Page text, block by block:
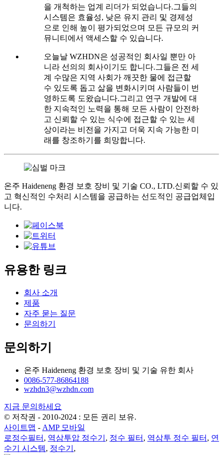
을 개척하는 업계 리더가 되었습니다.그들의
시스템은 효율성, 낮은 유지 관리 및 경제성
으로 인해 높이 평가되었으며 모든 규모의 커
뮤니티에서 액세스할 수 있습니다.
오늘날 WZHDN은 성공적인 회사일 뿐만 아
니라 선의의 회사이기도 합니다.그들은 전 세
계 수많은 지역 사회가 깨끗한 물에 접근할
수 있도록 돕고 삶을 변화시키며 사람들이 번
영하도록 도왔습니다.그리고 연구 개발에 대
한 지속적인 노력을 통해 모든 사람이 안전하
고 신뢰할 수 있는 식수에 접근할 수 있는 세
상이라는 비전을 가지고 더욱 지속 가능한 미
래를 창조하기를 희망합니다.
온주 Haideneng 환경 보호 장비 및 기술 CO., LTD.신뢰할 수 있
고 혁신적인 수처리 시스템을 공급하는 선도적인 공급업체입
니다.
유용한 링크
회사 소개
제품
자주 묻는 질문
문의하기
문의하기
온주 Haideneng 환경 보호 장비 및 기술 유한 회사
0086-577-86864188
wzhdn3@wzhdn.com
지금 문의하세요
© 저작권 - 2010-2024 : 모든 권리 보유.
사이트맵 - AMP 모바일
로정수필터 , 역삼투압 정수기 , 정수 필터 , 역삼투 정수 필터 , 연
수기 시스템, 정수기 ,